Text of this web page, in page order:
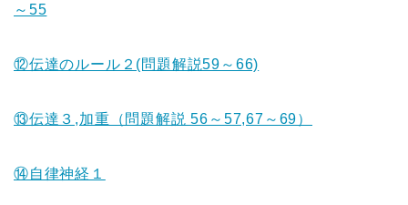
～55
⑫伝達のルール２(問題解説59～66)
⑬伝達３,加重（問題解説 56～57,67～69）
⑭自律神経１